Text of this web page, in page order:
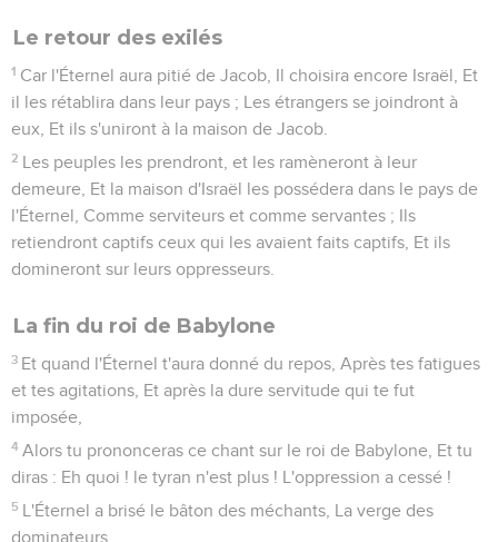
exilés d'Israël, Et il recueillera les dispersés de Juda, Des
quatre extrémités de la terre.
13
La jalousie d'Éphraïm disparaîtra, Et ses ennemis en Juda
seront anéantis ; Éphraïm ne sera plus jaloux de Juda, Et
Juda ne sera plus hostile à Éphraïm.
14
Ils voleront sur l'épaule des Philistins à l'occident, Ils
pilleront ensemble les fils de l'Orient ; Édom et Moab seront
la proie de leurs mains, Et les fils d'Ammon leur seront
assujettis.
lèvera sa main sur le fleuve, en soufflant avec violence : Il le
partagera en sept canaux, Et on le traversera avec des
16
Et il y aura une route pour le reste de son peuple, Qui sera
échappé de l'Assyrie, Comme il y en eut une pour Israël, Le
jour où il sortit du pays d'Égypte.
Esaïe 12